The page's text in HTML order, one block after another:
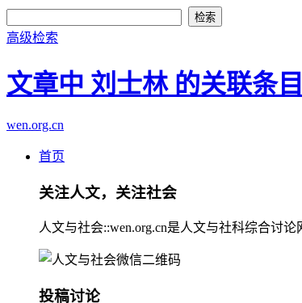
高级检索
文章中 刘士林 的关联条目
wen.org.cn
首页
关注人文，关注社会
人文与社会::wen.org.cn是人文与社科综合讨
投稿讨论